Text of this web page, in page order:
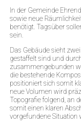
In der Gemeinde
sowie neue
benötigt. Tagsüber
sein.
Das Gebäude sieht
gestaffelt sind und
zusammengebunden
die bestehende
positioniert sich somit
neue Volumen wird
Topografie folgend, an
somit einen klaren
vorgefundene Situation